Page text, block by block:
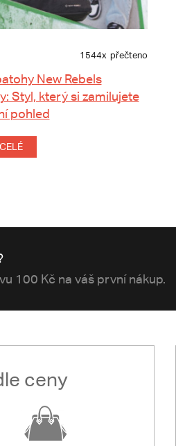
1544x přečteno
New Rebels
Styl, který si zamilujete
pohled
100 Kč na váš první nákup.
ceny